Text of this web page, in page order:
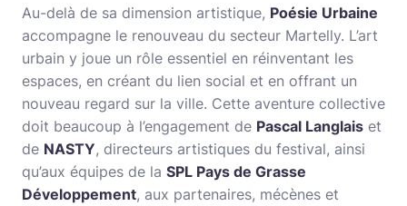
Au-delà de sa dimension artistique, Poésie Urbaine
accompagne le renouveau du secteur Martelly. L’art
urbain y joue un rôle essentiel en réinventant les
espaces, en créant du lien social et en offrant un
nouveau regard sur la ville. Cette aventure collective
doit beaucoup à l’engagement de Pascal Langlais et
de NASTY, directeurs artistiques du festival, ainsi
qu’aux équipes de la SPL Pays de Grasse
Développement, aux partenaires, mécènes et